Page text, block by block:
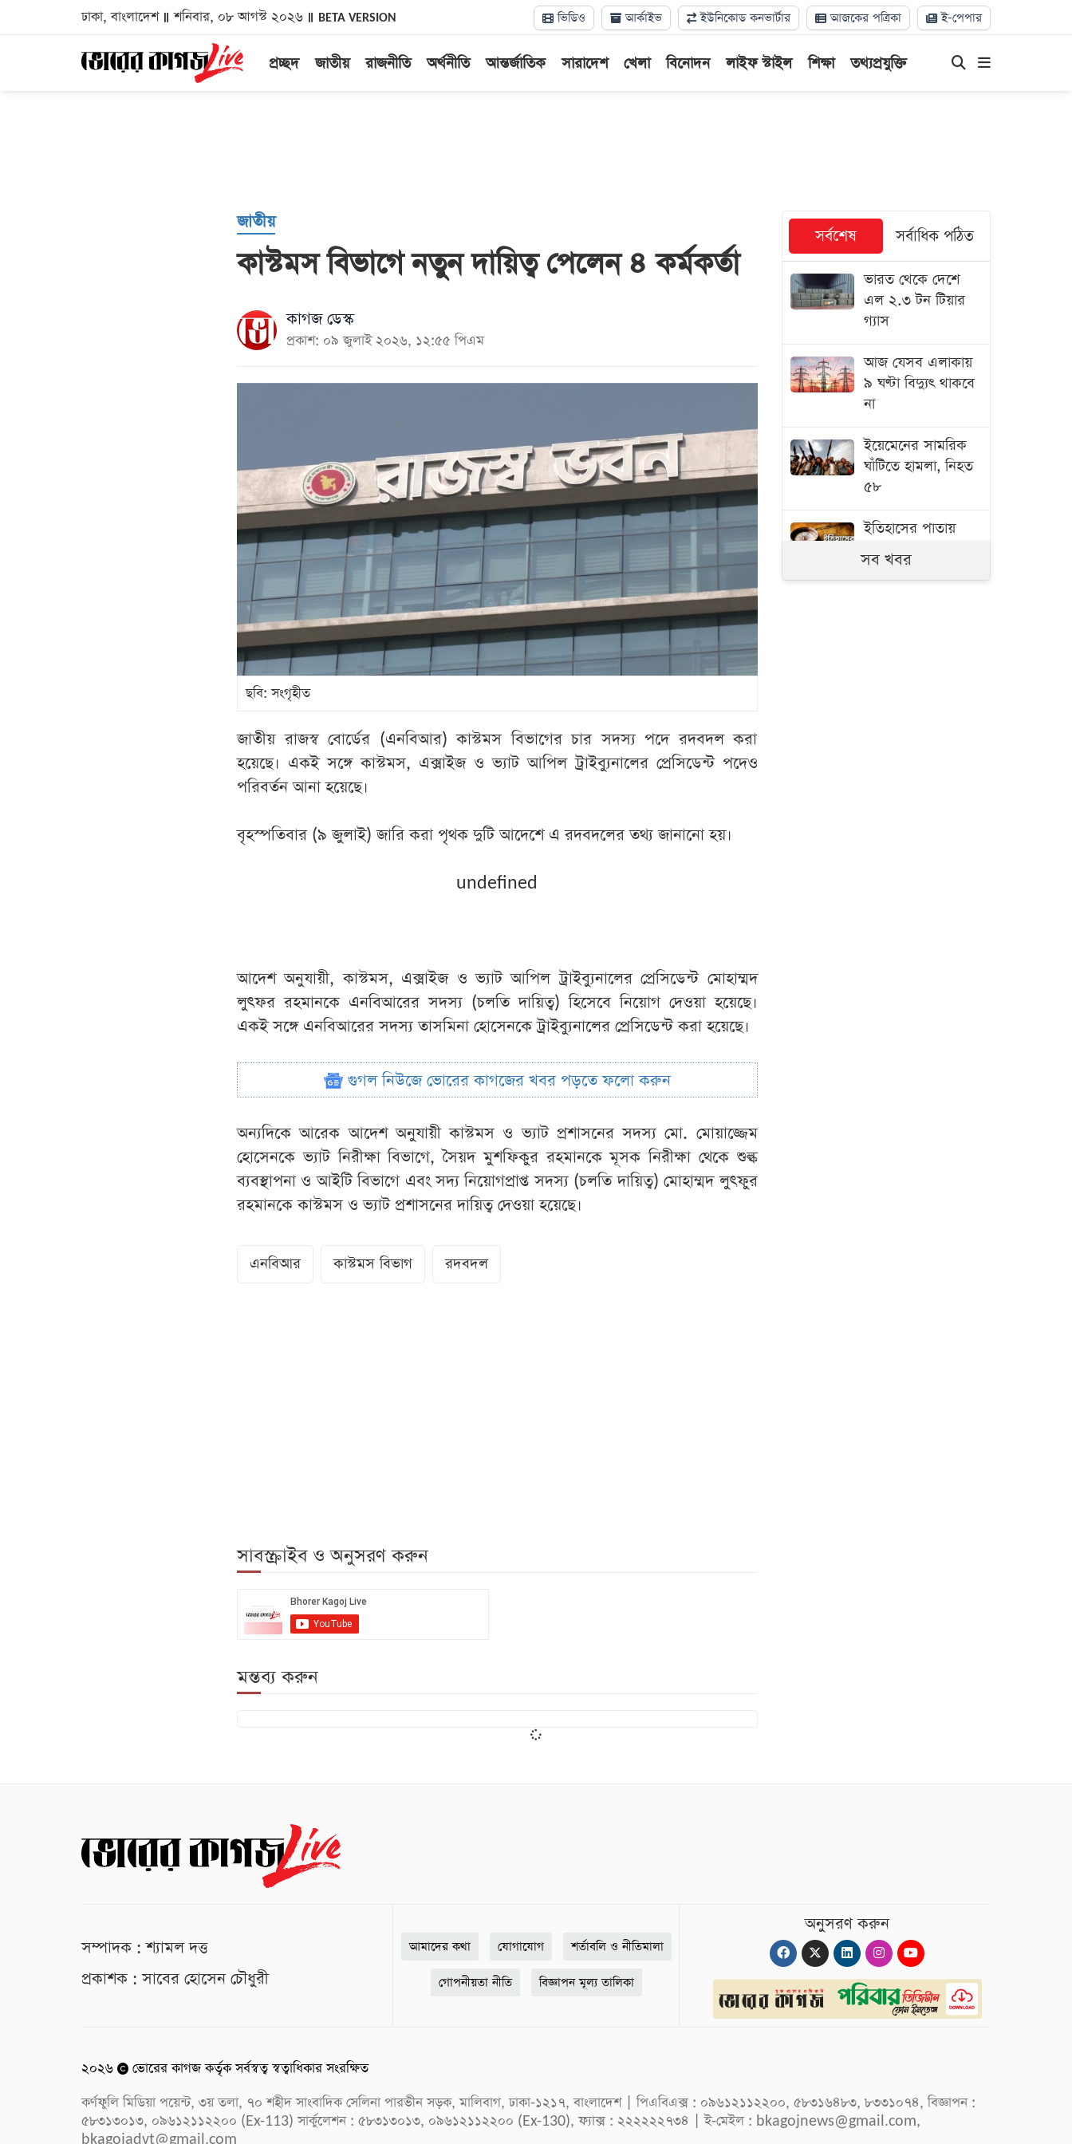
ঢাকা, বাংলাদেশ শনিবার, ০৮ আগস্ট ২০২৬ BETA VERSION ভিডিও আর্কাইভ ইউনিকোড কনভার্টার আজকের পত্রিকা ই-পেপার
প্রচ্ছদ জাতীয় রাজনীতি অর্থনীতি আন্তর্জাতিক সারাদেশ খেলা বিনোদন লাইফ স্টাইল শিক্ষা তথ্যপ্রযুক্তি
জাতীয়
কাস্টমস বিভাগে নতুন দায়িত্ব পেলেন ৪ কর্মকর্তা
কাগজ ডেস্ক
প্রকাশ: ০৯ জুলাই ২০২৬, ১২:৫৫ পিএম
ছবি: সংগৃহীত
জাতীয় রাজস্ব বোর্ডের (এনবিআর) কাস্টমস বিভাগের চার সদস্য পদে রদবদল করা
হয়েছে। একই সঙ্গে কাস্টমস, এক্সাইজ ও ভ্যাট আপিল ট্রাইব্যুনালের প্রেসিডেন্ট পদেও
পরিবর্তন আনা হয়েছে।
বৃহস্পতিবার (৯ জুলাই) জারি করা পৃথক দুটি আদেশে এ রদবদলের তথ্য জানানো হয়।
undefined
আদেশ অনুযায়ী, কাস্টমস, এক্সাইজ ও ভ্যাট আপিল ট্রাইব্যুনালের প্রেসিডেন্ট মোহাম্মদ
লুৎফর রহমানকে এনবিআরের সদস্য (চলতি দায়িত্ব) হিসেবে নিয়োগ দেওয়া হয়েছে।
একই সঙ্গে এনবিআরের সদস্য তাসমিনা হোসেনকে ট্রাইব্যুনালের প্রেসিডেন্ট করা হয়েছে।
গুগল নিউজে ভোরের কাগজের খবর পড়তে ফলো করুন
অন্যদিকে আরেক আদেশ অনুযায়ী কাস্টমস ও ভ্যাট প্রশাসনের সদস্য মো. মোয়াজ্জেম
হোসেনকে ভ্যাট নিরীক্ষা বিভাগে, সৈয়দ মুশফিকুর রহমানকে মূসক নিরীক্ষা থেকে শুল্ক
ব্যবস্থাপনা ও আইটি বিভাগে এবং সদ্য নিয়োগপ্রাপ্ত সদস্য (চলতি দায়িত্ব) মোহাম্মদ লুৎফুর
রহমানকে কাস্টমস ও ভ্যাট প্রশাসনের দায়িত্ব দেওয়া হয়েছে।
এনবিআর কাস্টমস বিভাগ রদবদল
সাবস্ক্রাইব ও অনুসরণ করুন
মন্তব্য করুন
সর্বশেষ সর্বাধিক পঠিত
ভারত থেকে দেশে
এল ২.৩ টন টিয়ার
গ্যাস
আজ যেসব এলাকায়
৯ ঘণ্টা বিদ্যুৎ থাকবে
না
ইয়েমেনের সামরিক
ঘাঁটিতে হামলা, নিহত
৫৮
ইতিহাসের পাতায়
আজকের দিন
সব খবর
সম্পাদক : শ্যামল দত্ত
প্রকাশক : সাবের হোসেন চৌধুরী
আমাদের কথা যোগাযোগ শর্তাবলি ও নীতিমালা
গোপনীয়তা নীতি বিজ্ঞাপন মূল্য তালিকা
অনুসরণ করুন
২০২৬
ভোরের কাগজ কর্তৃক সর্বস্বত্ব স্বত্বাধিকার সংরক্ষিত
কর্ণফুলি মিডিয়া পয়েন্ট, ৩য় তলা, ৭০ শহীদ সাংবাদিক সেলিনা পারভীন সড়ক, মালিবাগ, ঢাকা-১২১৭, বাংলাদেশ | পিএবিএক্স : ০৯৬১২১১২২০০, ৫৮৩১৬৪৮৩, ৮৩৩১০৭৪, বিজ্ঞাপন :
৫৮৩১৩০১৩, ০৯৬১২১১২২০০ (Ex-113) সার্কুলেশন : ৫৮৩১৩০১৩, ০৯৬১২১১২২০০ (Ex-130), ফ্যাক্স : ২২২২২২৭৩৪ | ই-মেইল : bkagojnews@gmail.com,
bkagojadvt@gmail.com